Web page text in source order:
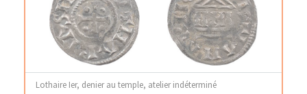
Lothaire Ier, denier au temple, atelier indéterminé